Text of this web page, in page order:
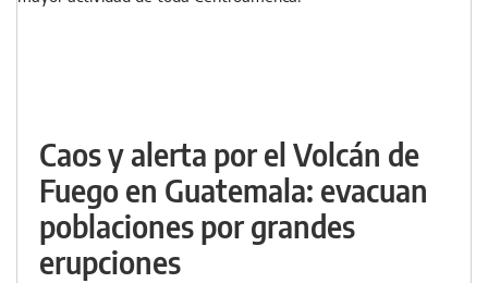
Caos y alerta por el Volcán de
Fuego en Guatemala: evacuan
poblaciones por grandes
erupciones